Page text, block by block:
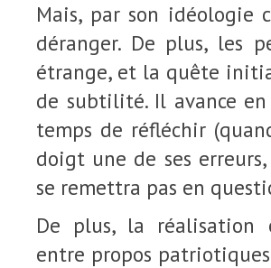
Mais, par son idéologie
déranger. De plus, les
étrange, et la quête
de subtilité. Il avance
temps de réfléchir
doigt une de ses
se remettra pas en
De plus, la réalisation
entre propos